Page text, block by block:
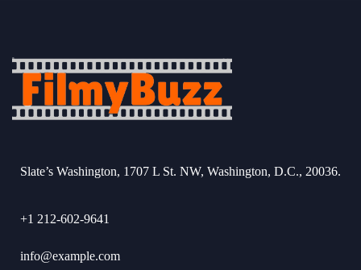
Slate’s Washington, 1707 L St. NW, Washington, D.C., 20036.
+1 212-602-9641
info@example.com